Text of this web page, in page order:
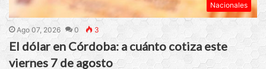
Nacionales
Ago 07, 2026 0 3
El dólar en Córdoba: a cuánto cotiza este
viernes 7 de agosto